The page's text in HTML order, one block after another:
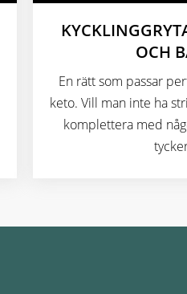
OCH
En rätt som passar
keto. Vill man inte ha
komplettera med